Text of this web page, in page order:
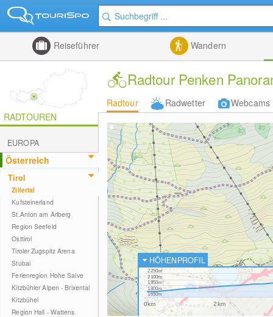
Reiseführer Wandern
Radtour Penken
Radtour Radwetter
Webcams
RADTOUREN
EUROPA
Österreich
Tirol
Zillertal
Kufsteinerland
St.Anton am Arlberg
Region Seefeld
Osttirol
Tiroler Zugspitz Arena
Stubai
Ferienregion Hohe Salve
Kitzbühler Alpen - Brixental
Kitzbühel
Region Hall - Wattens
HÖHENPROFIL
0km 2km
1650m
1800m
1950m
2100m
2250m